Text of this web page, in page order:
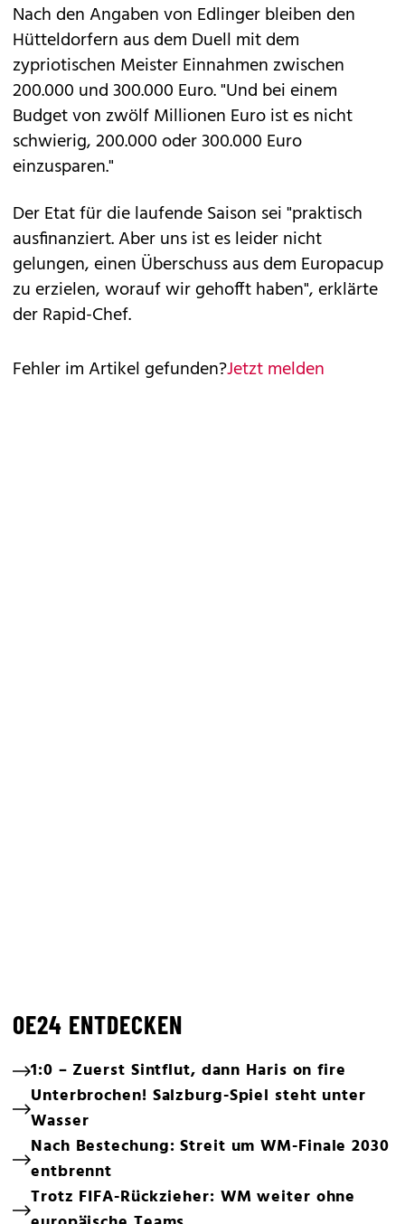
Nach den Angaben von Edlinger bleiben den
Hütteldorfern aus dem Duell mit dem
zypriotischen Meister Einnahmen zwischen
200.000 und 300.000 Euro. "Und bei einem
Budget von zwölf Millionen Euro ist es nicht
schwierig, 200.000 oder 300.000 Euro
einzusparen."
Der Etat für die laufende Saison sei "praktisch
ausfinanziert. Aber uns ist es leider nicht
gelungen, einen Überschuss aus dem Europacup
zu erzielen, worauf wir gehofft haben", erklärte
der Rapid-Chef.
Fehler im Artikel gefunden?Jetzt melden
OE24 ENTDECKEN
1:0 – Zuerst Sintflut, dann Haris on fire
Unterbrochen! Salzburg-Spiel steht unter
Wasser
Nach Bestechung: Streit um WM-Finale 2030
entbrennt
Trotz FIFA-Rückzieher: WM weiter ohne